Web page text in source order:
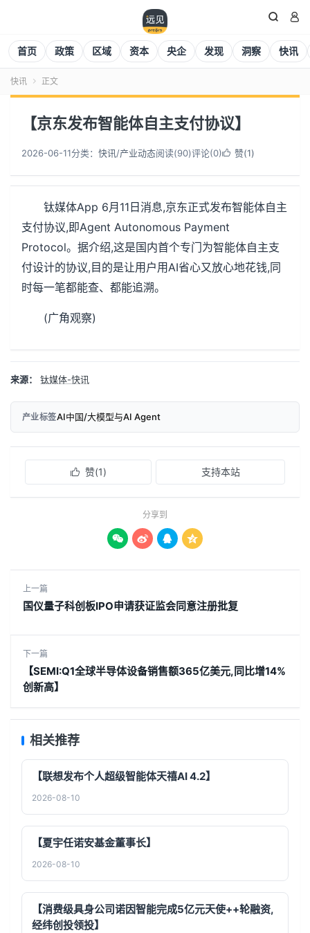
 
首页 政策 区域 资本 央企 发现 洞察 快讯
快讯  正文
【京东发布智能体自主支付协议】
2026-06-11分类： 快讯/产业动态阅读(90)评论(0) 赞(1)
钛媒体App 6月11日消息,京东正式发布智能体自主
支付协议,即Agent Autonomous Payment
Protocol。据介绍,这是国内首个专门为智能体自主支
付设计的协议,目的是让用户用AI省心又放心地花钱,同
时每一笔都能查、都能追溯。
(广角观察)
来源： 钛媒体-快讯
产业标签AI中国/大模型与AI Agent
 赞(1) 支持本站
分享到
   
上一篇
国仪量子科创板IPO申请获证监会同意注册批复
下一篇
【SEMI:Q1全球半导体设备销售额365亿美元,同比增14%
创新高】
相关推荐
【联想发布个人超级智能体天禧AI 4.2】
2026-08-10
【夏宇任诺安基金董事长】
2026-08-10
【消费级具身公司诺因智能完成5亿元天使++轮融资,
经纬创投领投】